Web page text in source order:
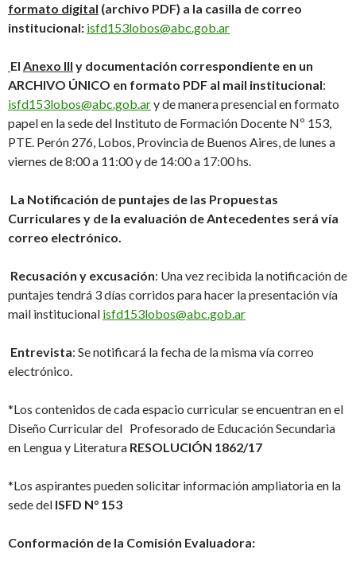
formato digital (archivo PDF) a la casilla de correo
institucional: isfd153lobos@abc.gob.ar
El Anexo III y documentación correspondiente en un
ARCHIVO ÚNICO en formato PDF al mail institucional:
isfd153lobos@abc.gob.ary de manera presencial en formato
papel en la sede del Instituto de Formación Docente Nº 153,
PTE. Perón 276, Lobos, Provincia de Buenos Aires, de lunes a
viernes de 8:00 a 11:00 y de 14:00 a 17:00 hs.
La Notificación de puntajes de las Propuestas
Curriculares y de la evaluación de Antecedentes será vía
correo electrónico.
Recusación y excusación: Una vez recibida la notificación de
puntajes tendrá 3 días corridos para hacer la presentación vía
mail institucional isfd153lobos@abc.gob.ar
Entrevista: Se notificará la fecha de la misma vía correo
electrónico.
*Los contenidos de cada espacio curricular se encuentran en el
Diseño Curricular del Profesorado de Educación Secundaria
en Lengua y Literatura RESOLUCIÓN 1862/17
*Los aspirantes pueden solicitar información ampliatoria en la
sede del ISFD N° 153
Conformación de la Comisión Evaluadora: